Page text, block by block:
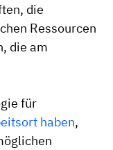
die
Ressourcen
die am
für
haben,